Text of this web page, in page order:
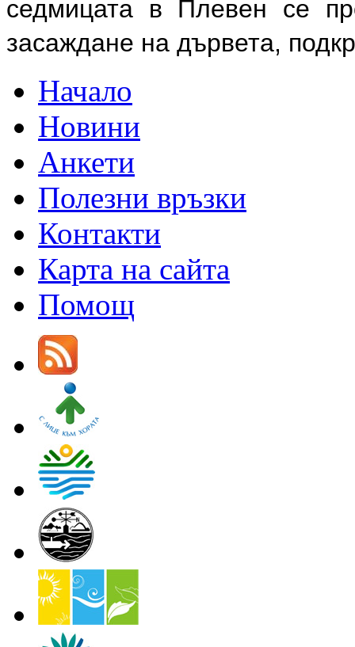
седмицата в Плевен се
засаждане на дървета,
Начало
Новини
Анкети
Полезни връзки
Контакти
Карта на сайта
Помощ